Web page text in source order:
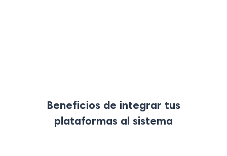
Beneficios de integrar tus
plataformas al sistema